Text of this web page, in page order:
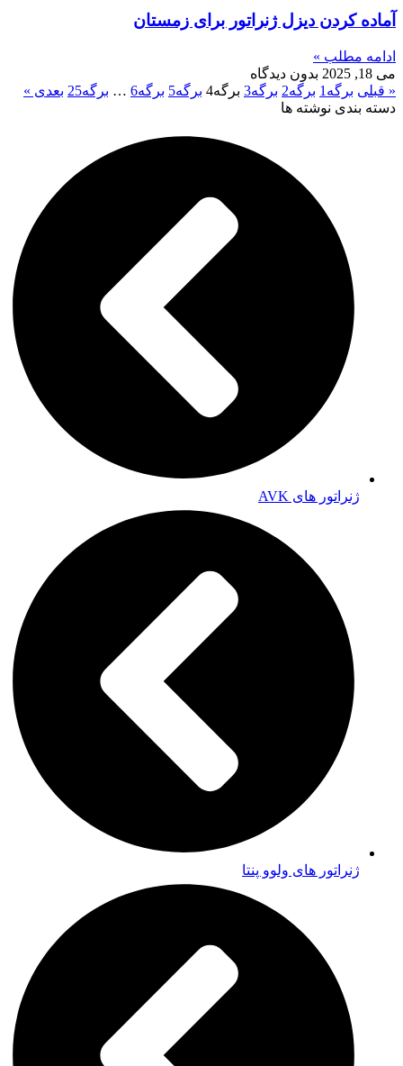
آماده کردن دیزل ژنراتور برای زمستان
ادامه مطلب »
می 18, 2025
بدون دیدگاه
« قبلی برگه 1 برگه2 برگه3 برگه4 برگه5 برگه6
… برگه25 بعدی »
دسته بندی نوشته ها
ژنراتور های AVK
ژنراتور های ولوو پنتا